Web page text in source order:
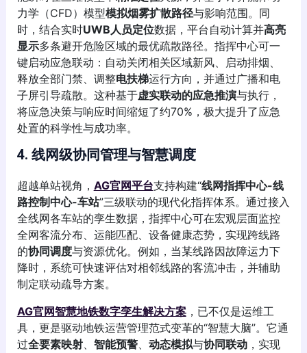
力学（CFD）模型模拟烟雾扩散路径与影响范围。同
时，结合实时UWB人员定位数据，平台自动计算并高亮
显示多条避开危险区域的最优疏散路径。指挥中心可一
键启动应急联动：自动关闭相关区域新风、启动排烟、
释放全部门禁、调整电扶梯运行方向，并通过广播和电
子屏引导疏散。这种基于虚实联动的应急推演与执行，
将应急决策与响应时间缩短了约70%，极大提升了应急
处置的科学性与成功率。
4. 线网级协同管理与智慧调度
超越单站视角， AG官网平台支持构建“线网指挥中心-线
路控制中心-车站”三级联动的现代化指挥体系。通过接入
全线网各车站的孪生数据，指挥中心可在宏观层面监控
全网客流分布、运能匹配、设备健康态势，实现跨线路
的协同调度与资源优化。例如，当某线路因故障运力下
降时，系统可快速评估对相邻线路的客流冲击，并辅助
制定联动疏导方案。
AG官网智慧地铁数字孪生解决方案，已不仅是运维工
具，更是驱动地铁运营管理范式变革的“智慧大脑”。它通
过全要素映射、 智能预警、 动态模拟与协同联动，实现